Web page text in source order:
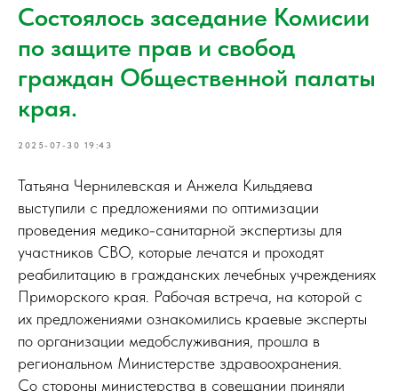
Состоялось заседание Комисии
по защите прав и свобод
граждан Общественной палаты
края.
2025-07-30 19:43
Татьяна Чернилевская и Анжела Кильдяева
выступили с предложениями по оптимизации
проведения медико-санитарной экспертизы для
участников СВО, которые лечатся и проходят
реабилитацию в гражданских лечебных учреждениях
Приморского края. Рабочая встреча, на которой с
их предложениями ознакомились краевые эксперты
по организации медобслуживания, прошла в
региональном Министерстве здравоохранения.
Со стороны министерства в совещании приняли